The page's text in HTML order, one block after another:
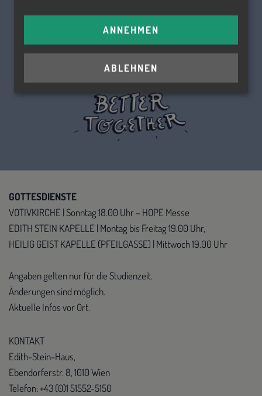
GOTTESDIENSTE
VOTIVKIRCHE | Sonntag 18.00 Uhr – HOPE Messe
EDITH STEIN KAPELLE | Montag bis Freitag 19.00 Uhr,
HEILIG GEIST KAPELLE (PFEILGASSE) | Mittwoch 19.00 Uhr
Angaben gelten nur für die Studienzeit.
Änderungen sind möglich.
Aktuelle Infos vor Ort.
KONTAKT
Edith-Stein-Haus,
Ebendorferstr. 8, 1010 Wien
Telefon: +43 (0)1 51552-5150
ABLEHNEN
ANNEHMEN